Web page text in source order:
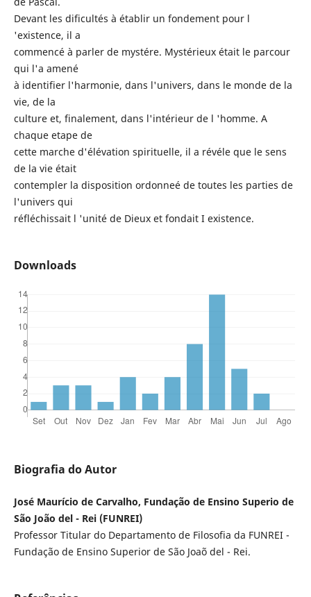
Devant les dificultés à établir un fondement pour l
'existence, il a
commencé à parler de mystére. Mystérieux était le parcour
qui l'a amené
à identifier l'harmonie, dans l'univers, dans le monde de la
vie, de la
culture et, finalement, dans l'intérieur de l 'homme. A
chaque etape de
cette marche d'élévation spirituelle, il a révéle que le sens
de la vie était
contempler la disposition ordonneé de toutes les parties de
l'univers qui
réfléchissait l 'unité de Dieux et fondait I existence.
Downloads
Biografia do Autor
José Maurício de Carvalho, Fundação de Ensino Superio de
São João del - Rei (FUNREI)
Professor Titular do Departamento de Filosofia da FUNREI -
Fundação de Ensino Superior de São Joaõ del - Rei.